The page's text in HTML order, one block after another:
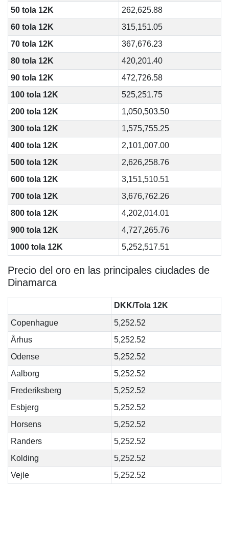
50 tola 12K
262,625.88
60 tola 12K
315,151.05
70 tola 12K
367,676.23
80 tola 12K
420,201.40
90 tola 12K
472,726.58
100 tola 12K
525,251.75
200 tola 12K
1,050,503.50
300 tola 12K
1,575,755.25
400 tola 12K
2,101,007.00
500 tola 12K
2,626,258.76
600 tola 12K
3,151,510.51
700 tola 12K
3,676,762.26
800 tola 12K
4,202,014.01
900 tola 12K
4,727,265.76
1000 tola 12K
5,252,517.51
Precio del oro en las principales ciudades de
Dinamarca
DKK/Tola 12K
Copenhague
5,252.52
Århus
5,252.52
Odense
5,252.52
Aalborg
5,252.52
Frederiksberg
5,252.52
Esbjerg
5,252.52
Horsens
5,252.52
Randers
5,252.52
Kolding
5,252.52
Vejle
5,252.52